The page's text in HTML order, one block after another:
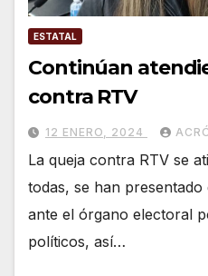
ESTATAL
Continúan
contra RTV
12 ENERO, 2024
La queja contra RTV se
todas, se han presentado
ante el órgano electoral
políticos, así…